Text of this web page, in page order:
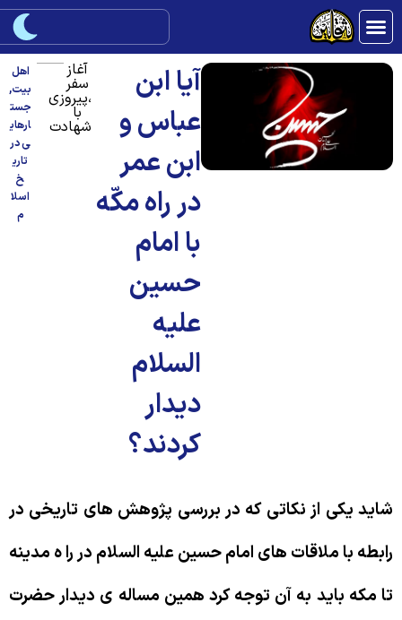
آيا ابن
عباس و
ابن عمر
در راه مكّه
با امام
حسین
علیه
السلام
ديدار
كردند؟
آغاز
سفر
،پیروزی
با
شهادت
اهل
بیت,
جست
ارهای
ی در
تاری
اسلا
یکی از نکاتی که در بررسی پژوهش های تاریخی در
با ملاقات های امام حسین علیه السلام در را ه مدینه
مکه باید به آن توجه کرد همین مساله ی دیدار حضرت